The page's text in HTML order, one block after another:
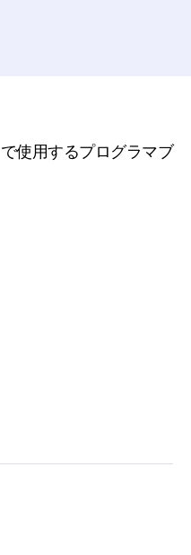
使用するプログラマブ